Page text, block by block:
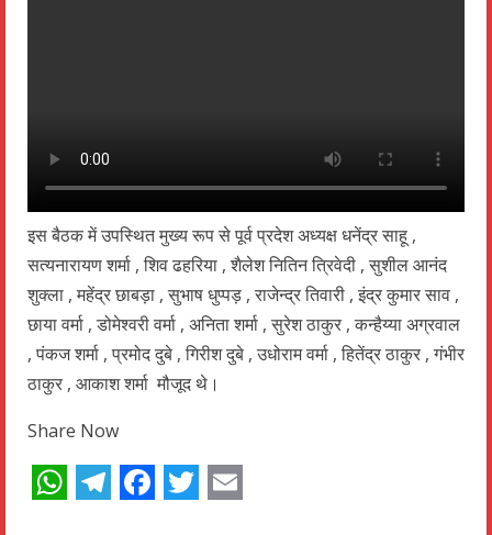
इस बैठक में उपस्थित मुख्य रूप से पूर्व प्रदेश अध्यक्ष धनेंद्र साहू ,
सत्यनारायण शर्मा , शिव ढहरिया , शैलेश नितिन त्रिवेदी , सुशील आनंद
शुक्ला , महेंद्र छाबड़ा , सुभाष धुप्पड़ , राजेन्द्र तिवारी , इंद्र कुमार साव ,
छाया वर्मा , डोमेश्वरी वर्मा , अनिता शर्मा , सुरेश ठाकुर , कन्हैय्या अग्रवाल
, पंकज शर्मा , प्रमोद दुबे , गिरीश दुबे , उधोराम वर्मा , हितेंद्र ठाकुर , गंभीर
ठाकुर , आकाश शर्मा मौजूद थे।
Share Now